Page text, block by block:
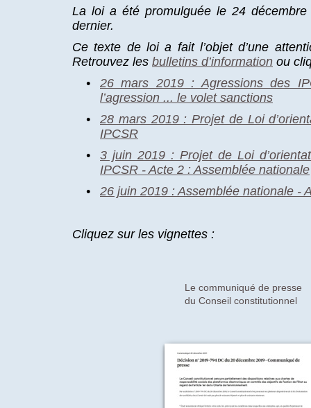
La loi a été promulguée le 24
dernier.
Ce texte de loi a fait l’objet d’une
Retrouvez les bulletins d’information ou
•
26 mars 2019 : Agressions des
l’agression ... le volet sanctions
•
28 mars 2019 : Projet de Loi
IPCSR
•
3 juin 2019 : Projet de Loi
IPCSR - Acte 2 : Assemblée nationale
•
26 juin 2019 : Assemblée nationale -
Cliquez sur les vignettes :
Le communiqué de presse
du Conseil constitutionnel